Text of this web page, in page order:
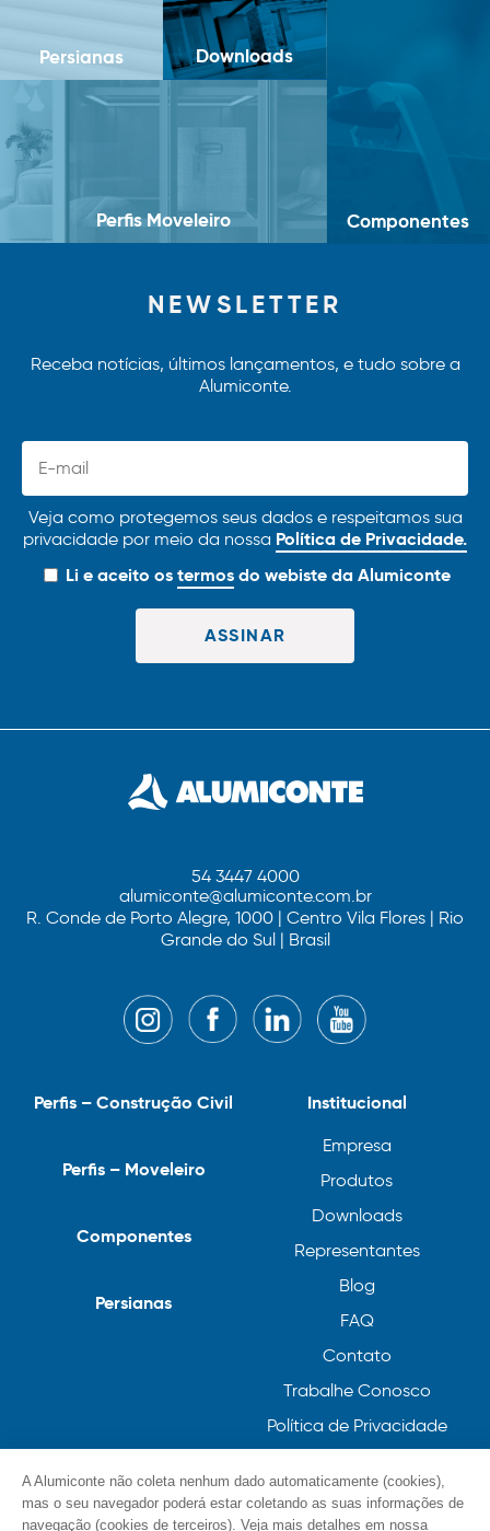
Componentes
Persianas Downloads
Perfis Moveleiro
NEWSLETTER
Receba notícias, últimos lançamentos, e tudo sobre a
Alumiconte.
Veja como protegemos seus dados e respeitamos sua
privacidade por meio da nossa Política de Privacidade.
Li e aceito ostermosdo webiste da Alumiconte
54 3447 4000
alumiconte@alumiconte.com.br
R. Conde de Porto Alegre, 1000 | Centro Vila Flores | Rio
Grande do Sul | Brasil
Institucional
Empresa
Produtos
Downloads
Representantes
Blog
FAQ
Contato
Trabalhe Conosco
Política de Privacidade
Perfis – Construção Civil
Perfis – Moveleiro
Componentes
Persianas
A Alumiconte não coleta nenhum dado automaticamente (cookies),
mas o seu navegador poderá estar coletando as suas informações de
navegação (cookies de terceiros). Veja mais detalhes em nossa